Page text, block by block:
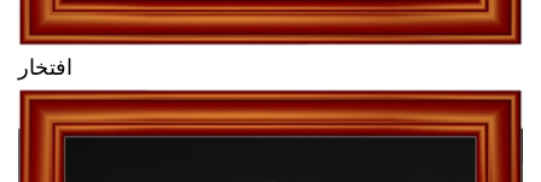
افتخار